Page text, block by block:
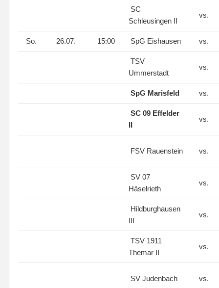
SC
Schleusingen II
vs.
So. 26.07. 15:00 SpG Eishausen vs.
TSV
Ummerstadt
vs.
SpG Marisfeld vs.
SC 09 Effelder
II
vs.
FSV Rauenstein vs.
SV 07
Häselrieth
vs.
Hildburghausen
III
vs.
TSV 1911
Themar II
vs.
SV Judenbach vs.